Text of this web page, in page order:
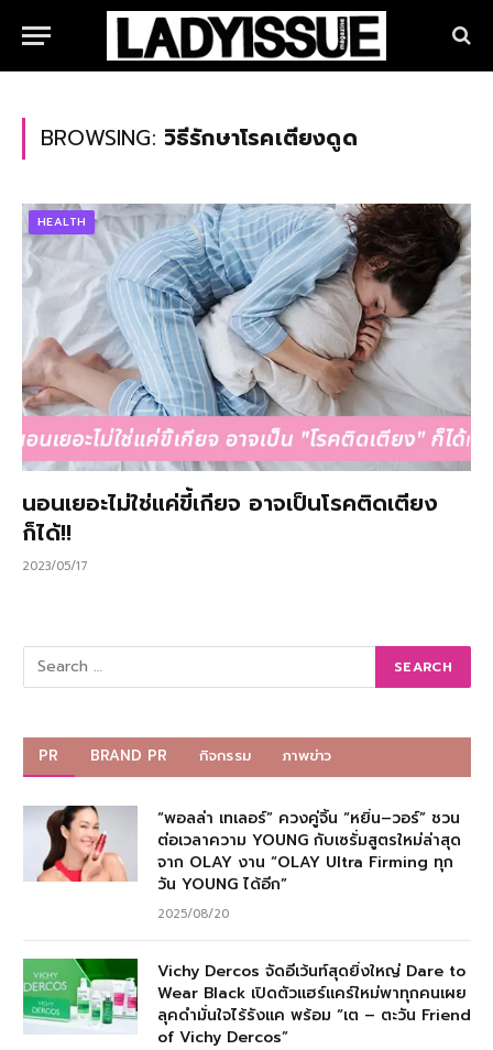
BROWSING: วิธีรักษาโรคเตียงดูด
HEALTH
นอนเยอะไม่ใช่แค่ขี้เกียจ อาจเป็นโรคติดเตียง
ก็ได้!!
2023/05/17
PR BRAND PR กิจกรรม ภาพข่าว
“พอลล่า เทเลอร์” ควงคู่จิ้น “หยิ่น–วอร์” ชวน
ต่อเวลาความ YOUNG กับเซรั่มสูตรใหม่ล่าสุด
จาก OLAY งาน “OLAY Ultra Firming ทุก
วัน YOUNG ได้อีก”
2025/08/20
Vichy Dercos จัดอีเว้นท์สุดยิ่งใหญ่ Dare to
Wear Black เปิดตัวแฮร์แคร์ใหม่พาทุกคนเผย
ลุคดำมั่นใจไร้รังแค พร้อม “เต – ตะวัน Friend
of Vichy Dercos”